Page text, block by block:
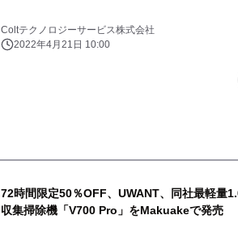
Coltテクノロジーサービス株式会社
2022年4月21日 10:00
72時間限定50％OFF、UWANT、同社最軽量
収集掃除機「V700 Pro」をMakuakeで発売